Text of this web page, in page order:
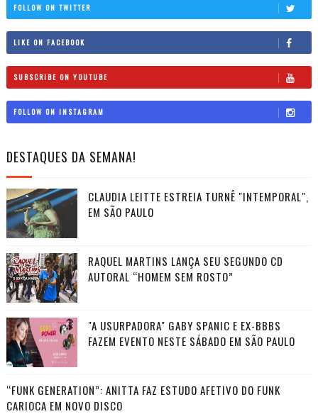
FOLLOW ON TWITTER
LIKE ON FACEBOOK
SUBSCRIBE ON YOUTUBE
FOLLOW ON INSTAGRAM
DESTAQUES DA SEMANA!
CLAUDIA LEITTE ESTREIA TURNÊ "INTEMPORAL",
EM SÃO PAULO
RAQUEL MARTINS LANÇA SEU SEGUNDO CD
AUTORAL “HOMEM SEM ROSTO”
"A USURPADORA" GABY SPANIC E EX-BBBS
FAZEM EVENTO NESTE SÁBADO EM SÃO PAULO
“FUNK GENERATION”: ANITTA FAZ ESTUDO AFETIVO DO FUNK
CARIOCA EM NOVO DISCO